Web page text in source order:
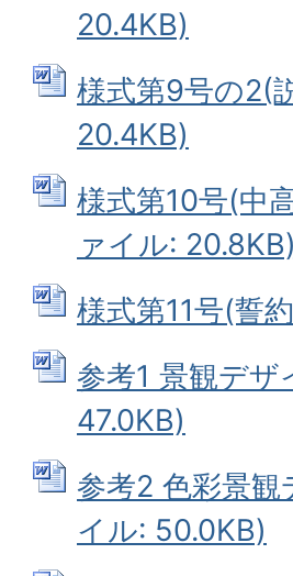
20.4KB)
様式第9号の2(
20.4KB)
様式第10号(中
ァイル: 20.8KB)
様式第11号(誓
参考1 景観デ
47.0KB)
参考2 色彩景
イル: 50.0KB)